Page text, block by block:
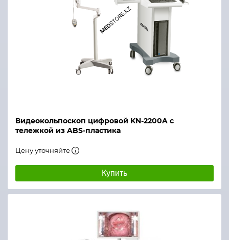
Видеокольпоскоп цифровой KN-2200A с
тележкой из ABS-пластика
Цену уточняйте
Купить